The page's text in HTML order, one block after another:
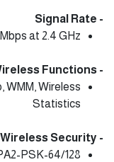
- Signal Rate
at 2.4 GHz
- Wireless Functions
WMM, Wireless
Statistics
- Wireless Security
PSK